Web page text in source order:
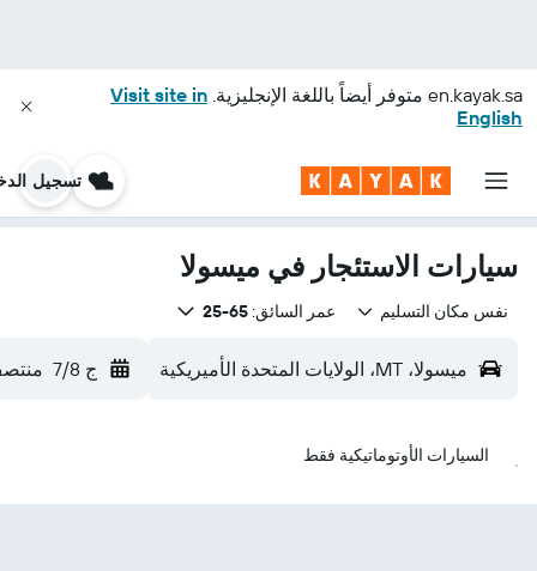
en.kayak.sa متوفر أيضاً باللغة الإنجليزية. Visit site in
English
تسجيل
سيارات الاستئجار في ميسولا
نفس مكان التسليم عمر السائق:65-25
ميسولا، MT، الولايات المتحدة الأميريكية ج 7/8
السيارات الأوتوماتيكية فقط